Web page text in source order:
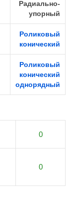
Радиально-
упорный
Роликовый
конический
Роликовый
конический
однорядный
0
0